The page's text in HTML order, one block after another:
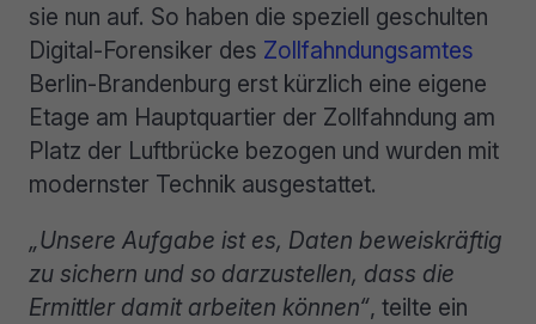
sie nun auf. So haben die speziell geschulten
Digital-Forensiker des Zollfahndungsamtes
Berlin-Brandenburg erst kürzlich eine eigene
Etage am Hauptquartier der Zollfahndung am
Platz der Luftbrücke bezogen und wurden mit
modernster Technik ausgestattet.
„Unsere Aufgabe ist es, Daten beweiskräftig
zu sichern und so darzustellen, dass die
Ermittler damit arbeiten können“, teilte ein